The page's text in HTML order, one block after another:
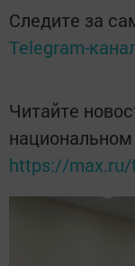
Следите за
Telegram-
Читайте
https://